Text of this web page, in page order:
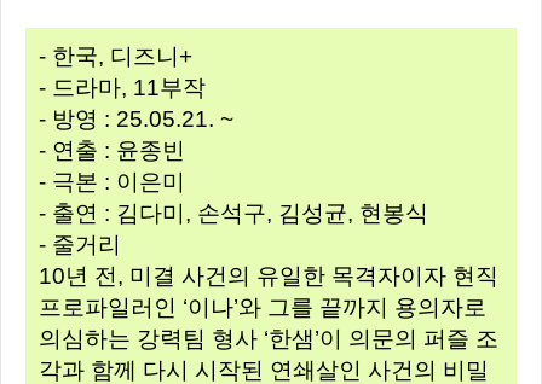
- 한국, 디즈니+
- 드라마, 11부작
- 방영 : 25.05.21. ~
- 연출 : 윤종빈
- 극본 : 이은미
- 출연 : 김다미, 손석구, 김성균, 현봉식
- 줄거리
10년 전, 미결 사건의 유일한 목격자이자 현직
프로파일러인 ‘이나’와 그를 끝까지 용의자로
의심하는 강력팀 형사 ‘한샘’이 의문의 퍼즐 조
각과 함께 다시 시작된 연쇄살인 사건의 비밀